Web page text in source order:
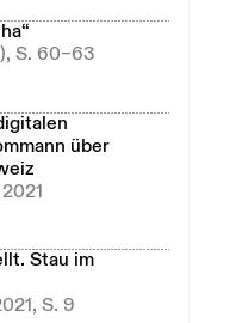
S. 60–63
über
Stau im
S. 9